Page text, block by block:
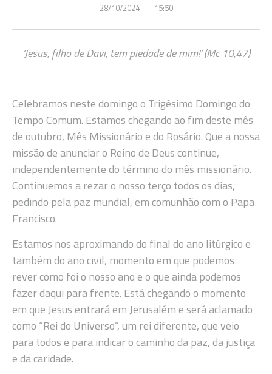
28/10/2024 15:50
‘Jesus, filho de Davi, tem piedade de mim!’ (Mc 10,47)
Celebramos neste domingo o Trigésimo Domingo do
Tempo Comum. Estamos chegando ao fim deste mês
de outubro, Mês Missionário e do Rosário. Que a nossa
missão de anunciar o Reino de Deus continue,
independentemente do término do mês missionário.
Continuemos a rezar o nosso terço todos os dias,
pedindo pela paz mundial, em comunhão com o Papa
Francisco.
Estamos nos aproximando do final do ano litúrgico e
também do ano civil, momento em que podemos
rever como foi o nosso ano e o que ainda podemos
fazer daqui para frente. Está chegando o momento
em que Jesus entrará em Jerusalém e será aclamado
como “Rei do Universo”, um rei diferente, que veio
para todos e para indicar o caminho da paz, da justiça
e da caridade.